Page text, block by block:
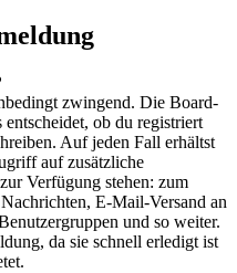
zwingend. Die Board-
ob du registriert
Auf jeden Fall erhältst
auf zusätzliche
Verfügung stehen: zum
E-Mail-Versand an
und so weiter.
da sie schnell erledigt ist